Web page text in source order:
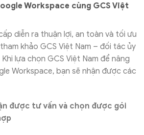
Workspace cùng GCS Việt
diễn ra thuận lợi, an toàn và tối ưu
khảo GCS Việt Nam – đối tác ủy
lựa chọn GCS Việt Nam để nâng
Workspace, bạn sẽ nhận được các
được tư vấn và chọn được gói